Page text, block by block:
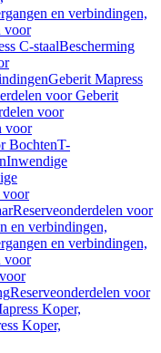
en verbindingen,
voor
C-staalBescherming
Geberit Mapress
voor Geberit
voor
voor
BochtenT-
Inwendige
voor
Reserveonderdelen voor
en verbindingen,
en verbindingen,
voor
Reserveonderdelen voor
Koper,
Koper,